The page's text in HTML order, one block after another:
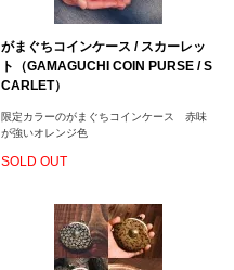
がまぐちコインケース / スカーレッ
ト（GAMAGUCHI COIN PURSE / S
CARLET）
限定カラーのがまぐちコインケース 赤味
が強いオレンジ色
SOLD OUT